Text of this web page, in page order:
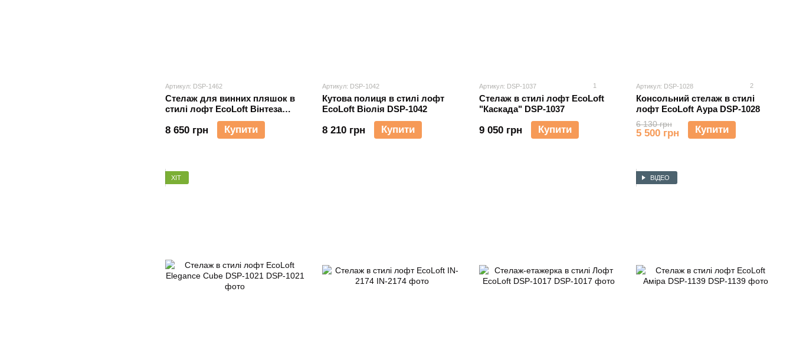
Артикул: DSP-1462
Стелаж для винних пляшок в
стилі лофт EcoLoft Вінтеза
8 650 грн Купити
Артикул: DSP-1042
Кутова полиця в стилі лофт
EcoLoft Віолія DSP-1042
8 210 грн Купити
Артикул: DSP-1037 1
Стелаж в стилі лофт EcoLoft
"Каскада" DSP-1037
9 050 грн Купити
Артикул: DSP-1028 2
Консольний стелаж в стилі
лофт EcoLoft Аура DSP-1028
6 130 грн
5 500 грн Купити
ХІТ ВІДЕО